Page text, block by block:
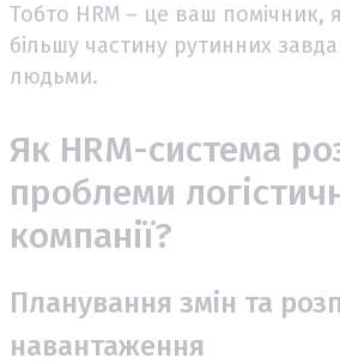
Тобто HRM – це ваш помічник,
більшу частину рутинних
людьми.
Як HRM-система
проблеми
компанії?
Планування змін та
навантаження